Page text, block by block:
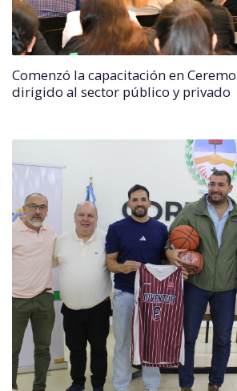
Comenzó la capacitación en
dirigido al sector público y privado